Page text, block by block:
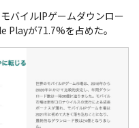
バイルIPゲームダウンロー
Playが71.7%を占めた。